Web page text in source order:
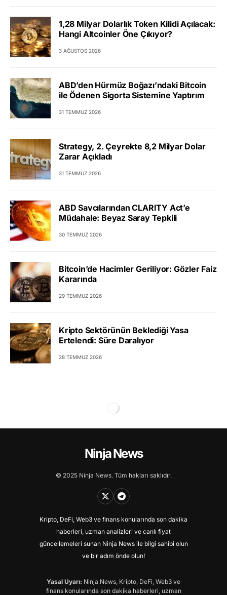
1,28 Milyar Dolarlık Token Kilidi Açılacak:
Hangi Altcoinler Öne Çıkıyor?
3 AĞUSTOS 2026
ABD’den Hürmüz Boğazı’ndaki Bitcoin
ile Ödenen Sigorta Sistemine Yaptırım
31 TEMMUZ 2026
Strategy, 2. Çeyrekte 8,2 Milyar Dolar
Zarar Açıkladı
31 TEMMUZ 2026
ABD Savcılarından CLARITY Act’e
Müdahale: Beyaz Saray Tepkili
30 TEMMUZ 2026
Bitcoin’de Hacimler Geriliyor: Gözler Faiz
Kararında
29 TEMMUZ 2026
Kripto Sektörünün Beklediği Yasa
Ertelendi: Süre Daralıyor
28 TEMMUZ 2026
Ninja News
© 2025 Ninja News. Tüm hakları saklıdır.
Kripto, DeFi, Web3 ve finans konularında son dakika
haberleri, uzman analizleri ve canlı fiyat
güncellemeleri sunan Ninja News ile bilgi sahibi olun
ve bir adım önde olun!
Yasal Uyarı: Ninja News, Kripto, DeFi, Web3 ve
finans konularında son dakika haberleri, uzman